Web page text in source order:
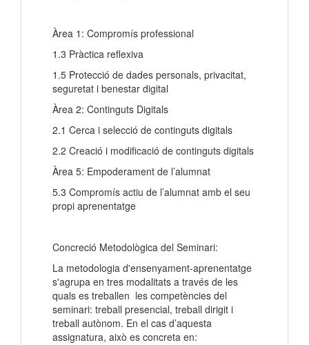
Àrea 1: Compromís professional
1.3 Pràctica reflexiva
1.5 Protecció de dades personals, privacitat,
seguretat i benestar digital
Àrea 2: Continguts Digitals
2.1 Cerca i selecció de continguts digitals
2.2 Creació i modificació de continguts digitals
Àrea 5: Empoderament de l’alumnat
5.3 Compromís actiu de l’alumnat amb el seu
propi aprenentatge
Concreció Metodològica del Seminari:
La metodologia d'ensenyament-aprenentatge
s'agrupa en tres modalitats a través de les
quals es treballen les competències del
seminari: treball presencial, treball dirigit i
treball autònom. En el cas d’aquesta
assignatura, això es concreta en: